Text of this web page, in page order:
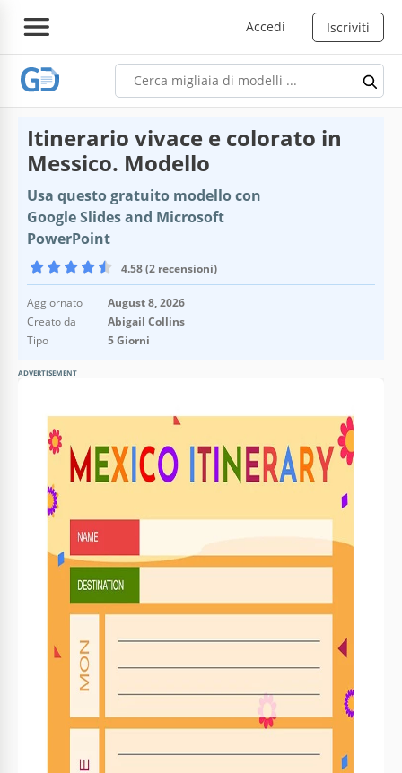
Accedi Iscriviti
Itinerario vivace e colorato in
Messico. Modello
Usa questo gratuito modello con
Google Slides and Microsoft
PowerPoint
4.58 (2 recensioni)
Aggiornato
August 8, 2026
Creato da
Abigail Collins
Tipo
5 Giorni
ADVERTISEMENT